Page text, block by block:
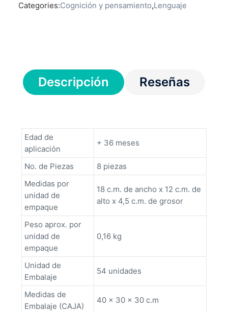
Categories:Cognición y pensamiento,Lenguaje
Descripción Reseñas
Edad de
aplicación
+ 36 meses
No. de Piezas
8 piezas
Medidas por
unidad de
empaque
18 c.m. de ancho x 12 c.m. de
alto x 4,5 c.m. de grosor
Peso aprox. por
unidad de
empaque
0,16 kg
Unidad de
Embalaje
54 unidades
Medidas de
Embalaje (CAJA)
40 x 30 x 30 c.m